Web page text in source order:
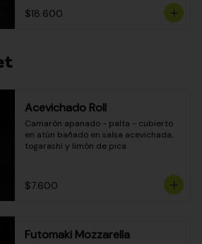
$18.600
Acevichado Roll
Camarón apanado - palta - cubierto
en atún bañado en salsa acevichada,
togarashi y limón de pica
$7.600
Futomaki Mozzarella